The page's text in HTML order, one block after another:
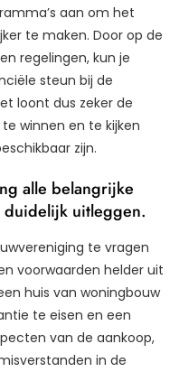
aan om het
te maken. Door op de
regelingen, kun je
steun bij de
loont dus zeker de
winnen en te kijken
zijn.
alle belangrijke
duidelijk uitleggen.
te vragen
voorwaarden helder uit
huis van woningbouw
te eisen en een
van de aankoop,
in de